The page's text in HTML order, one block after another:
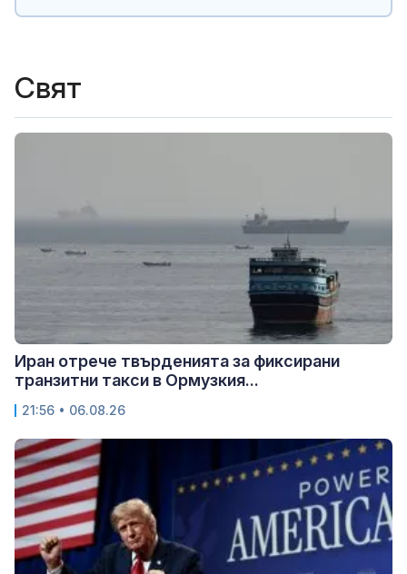
Свят
Иран отрече твърденията за фиксирани
транзитни такси в Ормузкия...
21:56 • 06.08.26